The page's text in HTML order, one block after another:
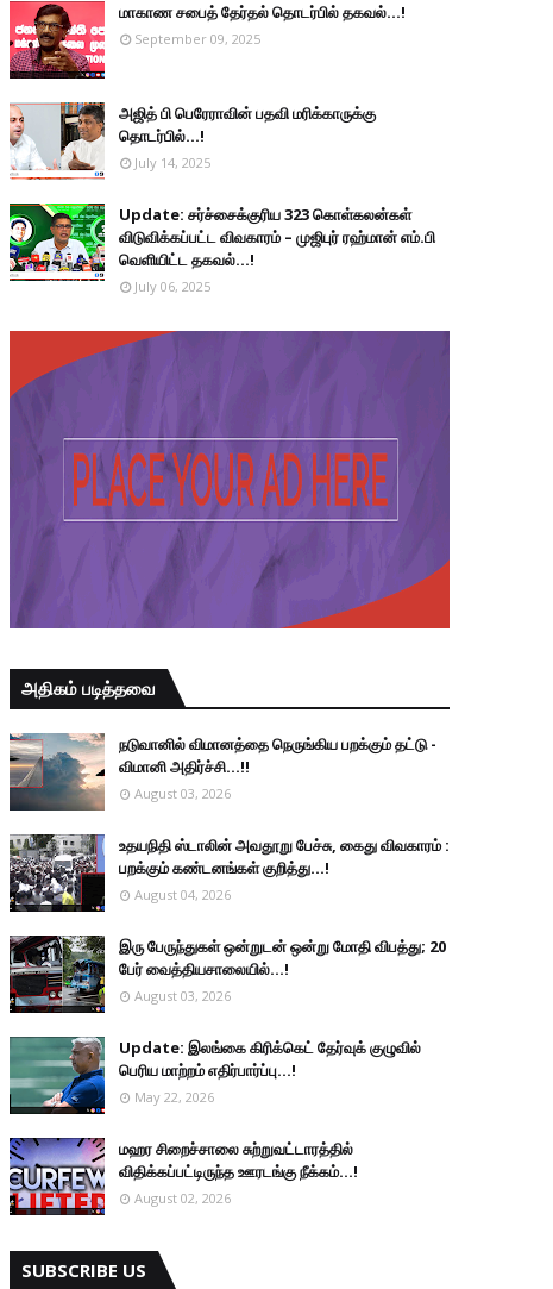
மாகாண சபைத் தேர்தல் தொடர்பில் தகவல்...!
September 09, 2025
அஜித் பி பெரேராவின் பதவி மரிக்காருக்கு
தொடர்பில்...!
July 14, 2025
Update: சர்ச்சைக்குரிய 323 கொள்கலன்கள்
விடுவிக்கப்பட்ட விவகாரம் – முஜிபுர் ரஹ்மான் எம்.பி
வெளியிட்ட தகவல்...!
July 06, 2025
அதிகம் படித்தவை
நடுவானில் விமானத்தை நெருங்கிய பறக்கும் தட்டு -
விமானி அதிர்ச்சி...!!
August 03, 2026
உதயநிதி ஸ்டாலின் அவதூறு பேச்சு, கைது விவகாரம் :
பறக்கும் கண்டனங்கள் குறித்து...!
August 04, 2026
இரு ப‍ேருந்துகள் ஒன்றுடன் ஒன்று மோதி விபத்து; 20
பேர் வைத்தியசாலையில்...!
August 03, 2026
Update: இலங்கை கிரிக்கெட் தேர்வுக் குழுவில்
பெரிய மாற்றம் எதிர்பார்ப்பு...!
May 22, 2026
மஹர சிறைச்சாலை சுற்றுவட்டாரத்தில்
விதிக்கப்பட்டிருந்த ஊரடங்கு நீக்கம்...!
August 02, 2026
SUBSCRIBE US